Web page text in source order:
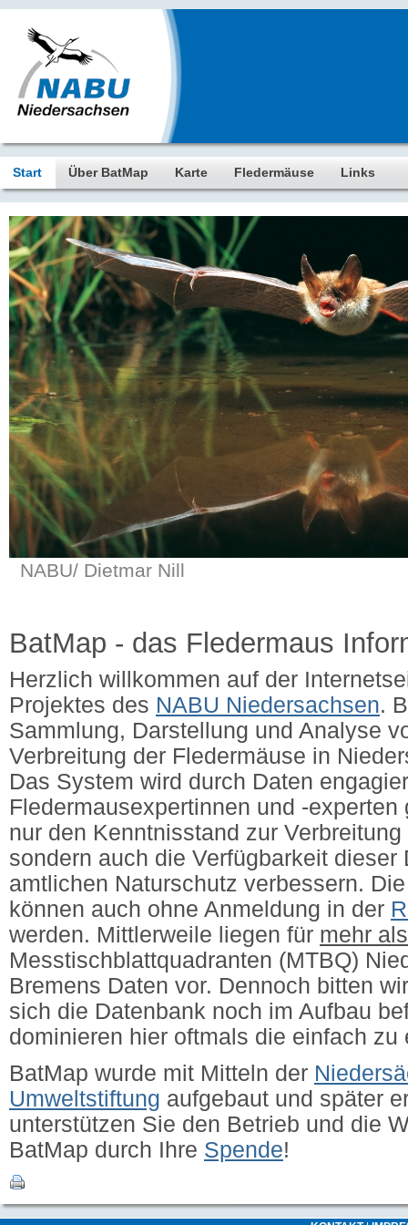
Start Über BatMap Karte Fledermäuse Links
NABU/ Dietmar Nill
BatMap - das Fledermaus
Herzlich willkommen auf der
Projektes des NABU Niedersachsen.
Sammlung, Darstellung und Analyse
Verbreitung der Fledermäuse in
Das System wird durch Daten
Fledermausexpertinnen und -
nur den Kenntnisstand zur
sondern auch die Verfügbarkeit dieser
amtlichen Naturschutz verbessern.
können auch ohne Anmeldung in der
werden. Mittlerweile liegen für mehr
Messtischblattquadranten (MTBQ)
Bremens Daten vor. Dennoch bitten
sich die Datenbank noch im Aufbau
dominieren hier oftmals die einfach zu
BatMap wurde mit Mitteln der
Umweltstiftung aufgebaut und später
unterstützen Sie den Betrieb und die
BatMap durch Ihre Spende!